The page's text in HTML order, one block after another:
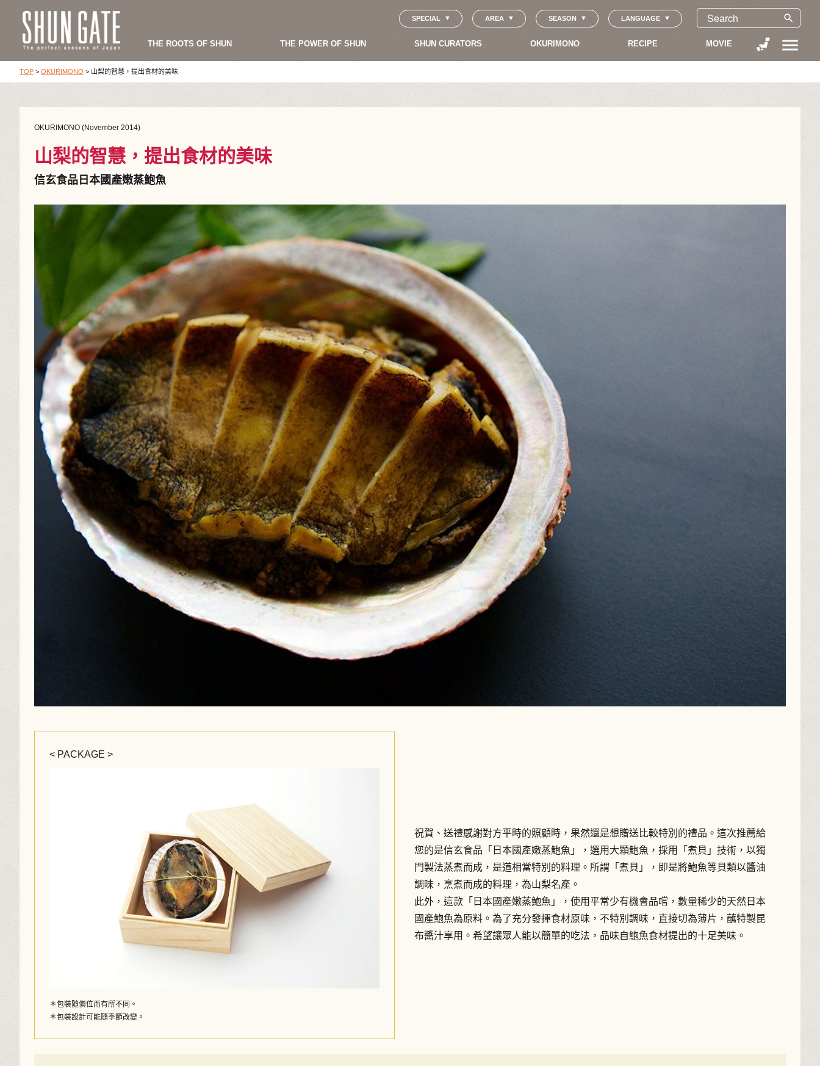
SPECIAL AREA SEASON LANGUAGE search
THE ROOTS OF SHUN THE POWER OF SHUN SHUN CURATORS OKURIMONO RECIPE MOVIE menu
TOP > OKURIMONO > 山梨的智慧，提出食材的美味
OKURIMONO (November 2014)
山梨的智慧，提出食材的美味
信玄食品日本國產嫩蒸鮑魚
< PACKAGE >
＊包裝隨價位而有所不同。
＊包裝設計可能隨季節改變。
祝賀、送禮感謝對方平時的照顧時，果然還是想贈送比較特別的禮品。這次推薦給
您的是信玄食品「日本國產嫩蒸鮑魚」，選用大顆鮑魚，採用「煮貝」技術，以獨
門製法蒸煮而成，是道相當特別的料理。所謂「煮貝」，即是將鮑魚等貝類以醬油
調味，烹煮而成的料理，為山梨名產。
此外，這款「日本國產嫩蒸鮑魚」，使用平常少有機會品嚐，數量稀少的天然日本
國產鮑魚為原料。為了充分發揮食材原味，不特別調味，直接切為薄片，蘸特製昆
布醬汁享用。希望讓眾人能以簡單的吃法，品味自鮑魚食材提出的十足美味。